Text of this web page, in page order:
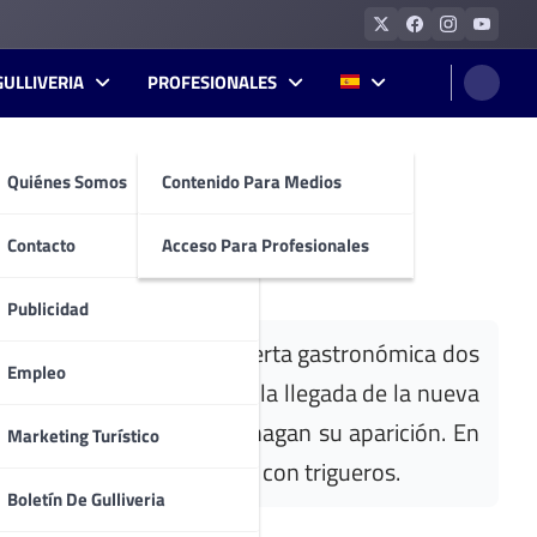
Quiénes Somos
Contacto
Publicidad
Empleo
Marketing Turístico
Boletín De Gulliveria
PROFESIONALES
Contenido Para Medios
Acceso Para Profesionales
otoño
incluyendo en su oferta gastronómica dos
que acompañan la llegada de la nueva
esta época del año, hagan su aparición. En
de setas y boletus con trigueros.